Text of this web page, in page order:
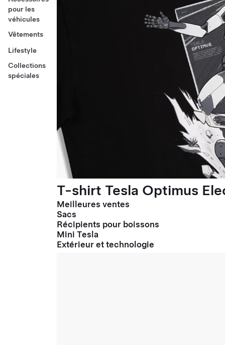
pour les
véhicules
Vêtements
Lifestyle
Collections
spéciales
T-shirt Tesla Optimus
Meilleures ventes
Sacs
Récipients pour boissons
Mini Tesla
Extérieur et technologie